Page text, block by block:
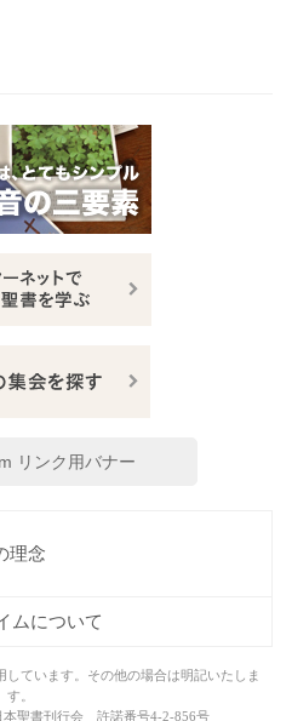
リンク用バナー
理念
ムについて
ています。その他の場合は明記いたしま
す。
本聖書刊行会 許諾番号4-2-856号